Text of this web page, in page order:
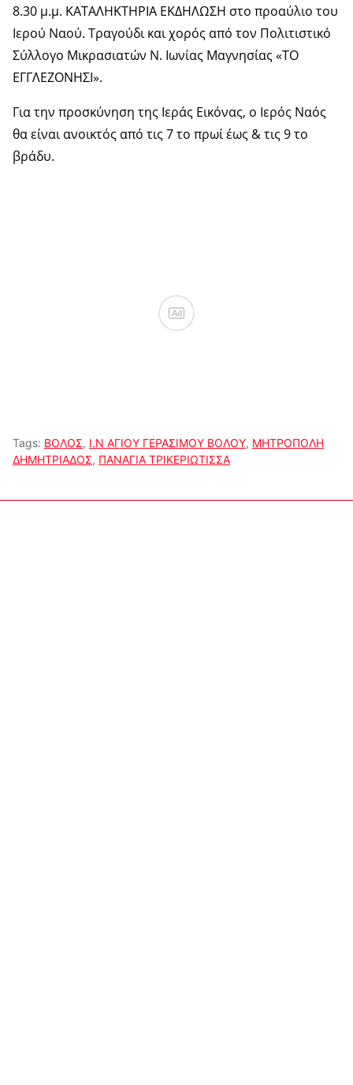
8.30 μ.μ. ΚΑΤΑΛΗΚΤΗΡΙΑ ΕΚΔΗΛΩΣΗ στο προαύλιο του
Ιερού Ναού. Τραγούδι και χορός από τον Πολιτιστικό
Σύλλογο Μικρασιατών Ν. Ιωνίας Μαγνησίας «ΤΟ
ΕΓΓΛΕΖΟΝΗΣΙ».
Για την προσκύνηση της Ιεράς Εικόνας, ο Ιερός Ναός
θα είναι ανοικτός από τις 7 το πρωί έως & τις 9 το
βράδυ.
Ad
Tags: ΒΟΛΟΣ, Ι.Ν ΑΓΙΟΥ ΓΕΡΑΣΙΜΟΥ ΒΟΛΟΥ, ΜΗΤΡΟΠΟΛΗ
ΔΗΜΗΤΡΙΑΔΟΣ, ΠΑΝΑΓΙΑ ΤΡΙΚΕΡΙΩΤΙΣΣΑ